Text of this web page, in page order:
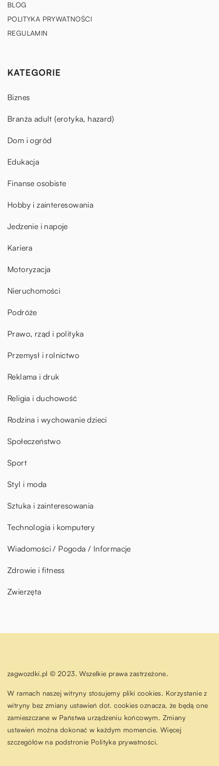
BLOG
POLITYKA PRYWATNOŚCI
REGULAMIN
KATEGORIE
Biznes
Branża adult (erotyka, hazard)
Dom i ogród
Edukacja
Finanse osobiste
Hobby i zainteresowania
Jedzenie i napoje
Kariera
Motoryzacja
Nieruchomości
Podróże
Prawo, rząd i polityka
Przemysł i rolnictwo
Reklama i druk
Religia i duchowość
Rodzina i wychowanie dzieci
Społeczeństwo
Sport
Styl i moda
Sztuka i zainteresowania
Technologia i komputery
Wiadomości / Pogoda / Informacje
Zdrowie i fitness
Zwierzęta
zagwozdki.pl © 2023. Wszelkie prawa zastrzeżone.
W ramach naszej witryny stosujemy pliki cookies. Korzystanie z
witryny bez zmiany ustawień dot. cookies oznacza, że będą one
zamieszczane w Państwa urządzeniu końcowym. Zmiany
ustawień można dokonać w każdym momencie. Więcej
szczegółów na podstronie Polityka prywatności.